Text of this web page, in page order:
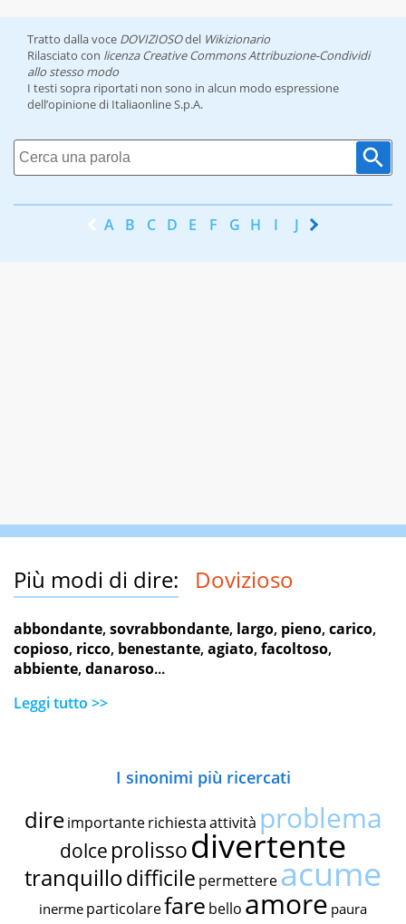
Tratto dalla voce DOVIZIOSOdel Wikizionario
Rilasciato con licenza Creative Commons Attribuzione-Condividi
allo stesso modo
I testi sopra riportati non sono in alcun modo espressione
dell’opinione di Italiaonline S.p.A.
A B C D E F G H I J K
Più modi di dire: Dovizioso
abbondante,sovrabbondante, largo, pieno,carico,
copioso, ricco, benestante,agiato,facoltoso,
abbiente,danaroso...
Leggi tutto >>
I sinonimi più ricercati
dire importante richiestaattività problema
dolce prolissodivertente
tranquillodifficile permettereacume
inerme particolarefare bello amore paura